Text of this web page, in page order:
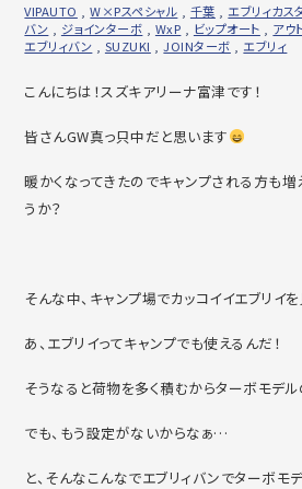
VIPAUTO
,W×Pスペシャル 千葉 エブリィカス
バン
ジョインターボ WxP ビップオート アウ
エブリィバン
SUZUKI ,JOINターボ エブリィ
こんにちは！スズキアリーナ富津です！
皆さんGW真っ只中だと思います
暖かくなってきたのでキャンプされる方も
うか？
そんな中、キャンプ場でカッコイイエブリイ
あ、エブリイってキャンプでも使えるんだ！
そうなると荷物を多く積むからターボモデ
でも、もう設定がないからなぁ…
と、そんなこんなでエブリィバンでターボ